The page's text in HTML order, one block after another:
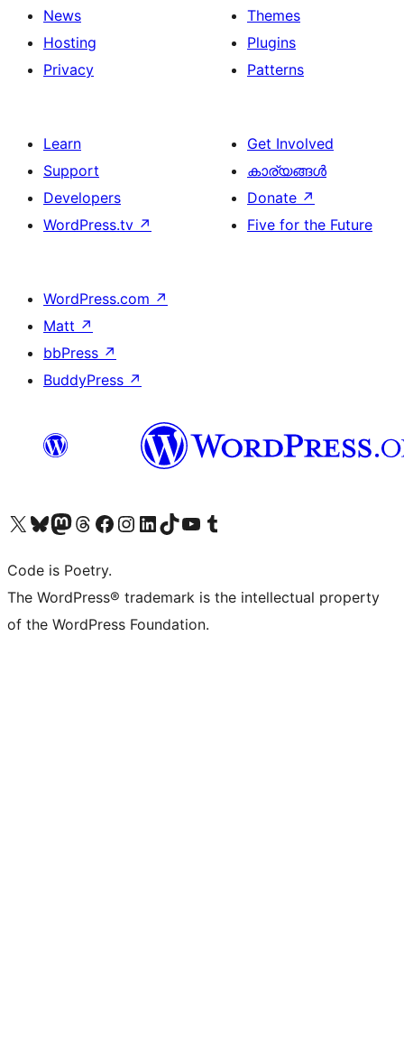
News
Hosting
Privacy
Themes
Plugins
Patterns
Learn
Support
Developers
WordPress.tv ↗
Get Involved
കാര്യങ്ങള്‍
Donate ↗
Five for the Future
WordPress.com ↗
Matt ↗
bbPress ↗
BuddyPress ↗
Visit our X (formerly Twitter) account
ഞങ്ങളുടെ ബ്ലൂസ്കൈ അക്കൗണ്ട് സന്ദർശിക്കുക
Visit our Mastodon account
ഞങ്ങളുടെ ത്രെഡ്സ് അക്കൗണ്ട് സന്ദർശിക്കുക
Visit our Facebook page
Visit our Instagram account
Visit our LinkedIn account
ഞങ്ങളുടെ ടിക് ടോക് അക്കൗണ്ട് സന്ദർശിക്കുക
Visit our YouTube channel
ഞങ്ങളുടെ ടംബ്ലർ അക്കൗണ്ട് സന്ദർശിക്കുക
Code is Poetry.
The WordPress® trademark is the intellectual property
of the WordPress Foundation.